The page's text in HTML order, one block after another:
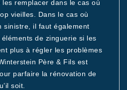
remplacer dans le cas où
vieilles. Dans le cas où
sinistre, il faut également
de zinguerie si les
plus à régler les problèmes
Père & Fils est
parfaire la rénovation de
soit.